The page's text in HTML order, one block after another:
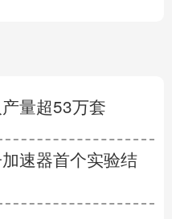
产量超53万套
速器首个实验结